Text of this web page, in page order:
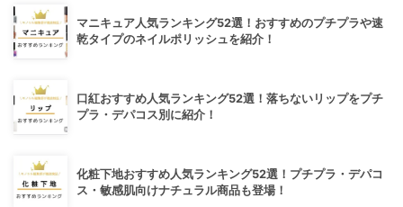
マニキュア人気ランキング52選！おすすめのプチプラや速
乾タイプのネイルポリッシュを紹介！
口紅おすすめ人気ランキング52選！落ちないリップをプチ
プラ・デパコス別に紹介！
化粧下地おすすめ人気ランキング52選！プチプラ・デパコ
ス・敏感肌向けナチュラル商品も登場！